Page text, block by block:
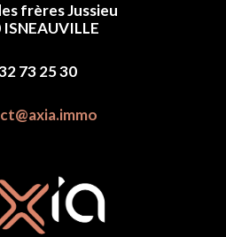
frères Jussieu
73 25 30